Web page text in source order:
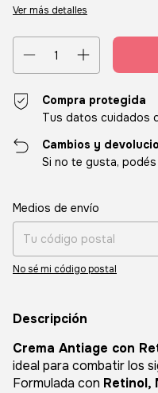
Ver más detalles
Compra protegida
Tus datos cuidados
Cambios y
Si no te gusta,
Entregas para el CP:
Medios de envío
No sé mi código postal
Descripción
Crema Antiage con
ideal para combatir los
Formulada con Retinol,